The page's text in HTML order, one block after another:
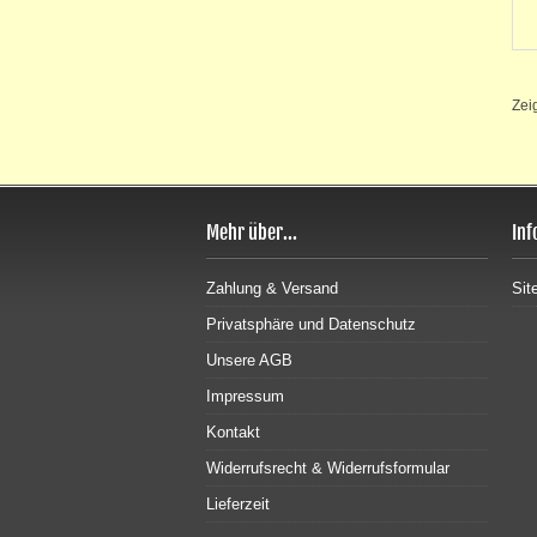
Mehr über...
Zahlung & Versand
Privatsphäre und Datenschutz
Unsere AGB
Impressum
Kontakt
Widerrufsrecht & Widerrufsformular
Lieferzeit